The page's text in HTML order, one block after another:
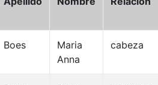
Boes
Maria
Anna
cabeza